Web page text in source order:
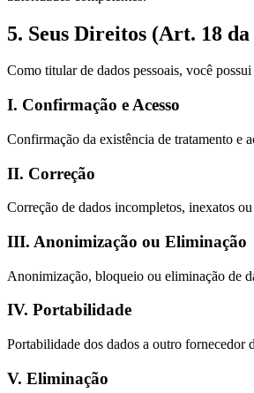
5. Seus Direitos (Art. 18
Como titular de dados pessoais, você
I. Confirmação e Acesso
Confirmação da existência de tratamento e
II. Correção
Correção de dados incompletos, inexatos
III. Anonimização ou Eliminação
Anonimização, bloqueio ou eliminação de
IV. Portabilidade
Portabilidade dos dados a outro fornecedor
V. Eliminação